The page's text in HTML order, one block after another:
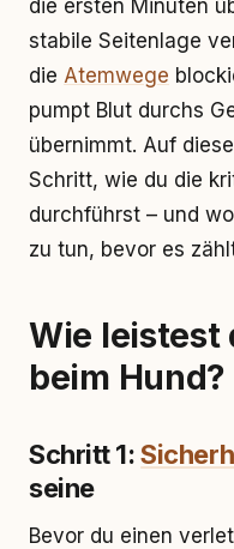
die ersten Minuten
stabile Seitenlage
die Atemwege
pumpt Blut durchs
übernimmt. Auf
Schritt, wie du die
durchführst – und
zu tun, bevor es
Wie leistest
beim Hund?
Schritt 1:
seine
Bevor du einen